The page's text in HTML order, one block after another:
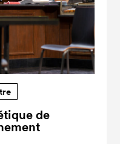
de